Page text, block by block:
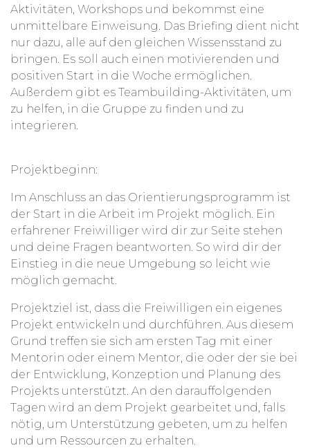
Aktivitäten, Workshops und bekommst eine
unmittelbare Einweisung. Das Briefing dient nicht
nur dazu, alle auf den gleichen Wissensstand zu
bringen. Es soll auch einen motivierenden und
positiven Start in die Woche ermöglichen.
Außerdem gibt es Teambuilding-Aktivitäten, um
zu helfen, in die Gruppe zu finden und zu
integrieren.
Projektbeginn:
Im Anschluss an das Orientierungsprogramm ist
der Start in die Arbeit im Projekt möglich. Ein
erfahrener Freiwilliger wird dir zur Seite stehen
und deine Fragen beantworten. So wird dir der
Einstieg in die neue Umgebung so leicht wie
möglich gemacht.
Projektziel ist, dass die Freiwilligen ein eigenes
Projekt entwickeln und durchführen. Aus diesem
Grund treffen sie sich am ersten Tag mit einer
Mentorin oder einem Mentor, die oder der sie bei
der Entwicklung, Konzeption und Planung des
Projekts unterstützt. An den darauffolgenden
Tagen wird an dem Projekt gearbeitet und, falls
nötig, um Unterstützung gebeten, um zu helfen
und um Ressourcen zu erhalten.